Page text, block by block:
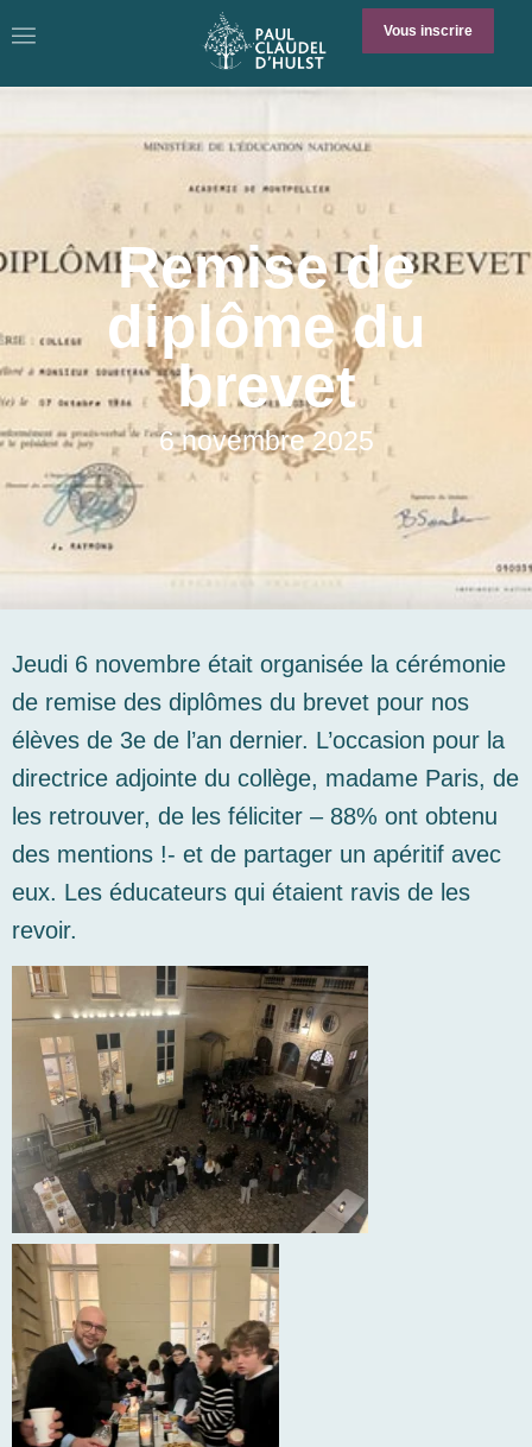
Vous inscrire
Remise de
diplôme du
brevet
6 novembre 2025
Jeudi 6 novembre était organisée la cérémonie
de remise des diplômes du brevet pour nos
élèves de 3e de l’an dernier. L’occasion pour la
directrice adjointe du collège, madame Paris, de
les retrouver, de les féliciter – 88% ont obtenu
des mentions !- et de partager un apéritif avec
eux. Les éducateurs qui étaient ravis de les
revoir.